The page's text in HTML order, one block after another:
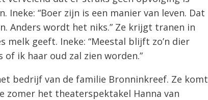
Ineke: “Boer zijn is een manier van leven. Dat
Anders wordt het niks.” Ze krijgt tranen in
melk geeft. Ineke: “Meestal blijft zo’n dier
ik haar oud zal zien worden.”
bedrijf van de familie Bronninkreef. Ze komt
zomer het theaterspektakel Hanna van